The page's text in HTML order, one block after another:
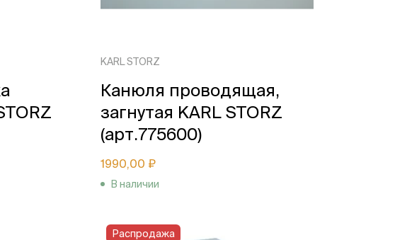
KARL STORZ
Канюля проводящая,
загнутая KARL STORZ
(арт.775600)
1990,00 ₽
В наличии
Распродажа